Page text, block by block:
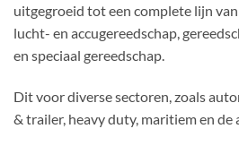
uitgegroeid tot een complete lijn
lucht- en accugereedschap,
en speciaal gereedschap.
Dit voor diverse sectoren, zoals
& trailer, heavy duty, maritiem en de